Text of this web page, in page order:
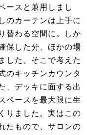
ースと兼用しまし
のカーテンは上手に
替わる空間に。しか
保した分、ほかの場
した。そこで考えた
のキッチンカウンタ
、デッキに面する出
ペースを最大限に生
りました。実はこの
たもので、サロンの